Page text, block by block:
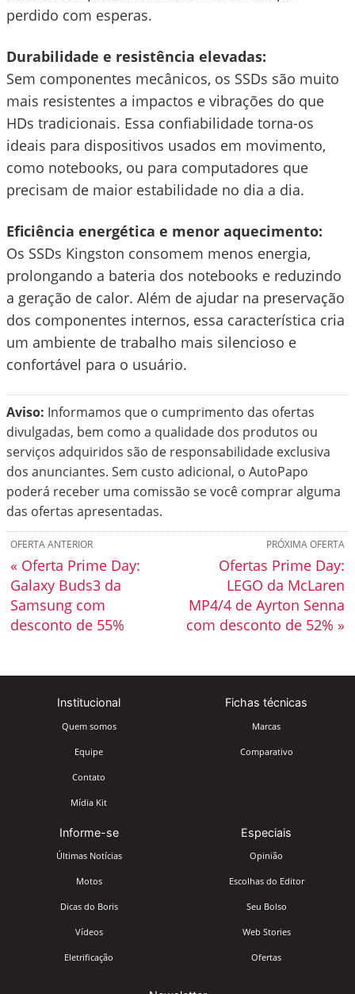
perdido com esperas.
Durabilidade e resistência elevadas:
Sem componentes mecânicos, os SSDs são muito
mais resistentes a impactos e vibrações do que
HDs tradicionais. Essa confiabilidade torna-os
ideais para dispositivos usados em movimento,
como notebooks, ou para computadores que
precisam de maior estabilidade no dia a dia.
Eficiência energética e menor aquecimento:
Os SSDs Kingston consomem menos energia,
prolongando a bateria dos notebooks e reduzindo
a geração de calor. Além de ajudar na preservação
dos componentes internos, essa característica cria
um ambiente de trabalho mais silencioso e
confortável para o usuário.
Aviso: Informamos que o cumprimento das ofertas
divulgadas, bem como a qualidade dos produtos ou
serviços adquiridos são de responsabilidade exclusiva
dos anunciantes. Sem custo adicional, o AutoPapo
poderá receber uma comissão se você comprar alguma
das ofertas apresentadas.
PRÓXIMA OFERTA
Ofertas Prime Day:
LEGO da McLaren
MP4/4 de Ayrton Senna
com desconto de 52% »
OFERTA ANTERIOR
« Oferta Prime Day:
Galaxy Buds3 da
Samsung com
desconto de 55%
Institucional
Quem somos
Equipe
Contato
Mídia Kit
Fichas técnicas
Marcas
Comparativo
Informe-se
Últimas Notícias
Motos
Dicas do Boris
Vídeos
Eletrificação
Especiais
Opinião
Escolhas do Editor
Seu Bolso
Web Stories
Ofertas